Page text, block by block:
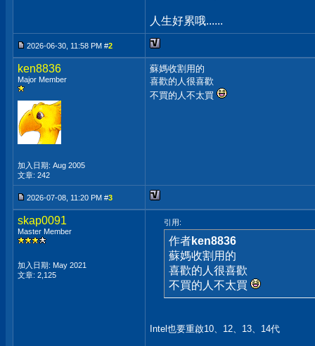
人生好累哦......
2026-06-30, 11:58 PM #2
ken8836
Major Member
加入日期: Aug 2005
文章: 242
蘇媽收割用的
喜歡的人很喜歡
不買的人不太買
2026-07-08, 11:20 PM #3
skap0091
Master Member
加入日期: May 2021
文章: 2,125
引用:
作者ken8836
蘇媽收割用的
喜歡的人很喜歡
不買的人不太買
Intel也要重啟10、12、13、14代